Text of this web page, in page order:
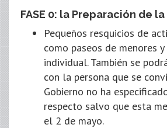
FASE 0: la Preparación de
Pequeños resquicios de
como paseos de menores
individual. También se
con la persona que se
Gobierno no ha
respecto salvo que esta
el 2 de mayo.